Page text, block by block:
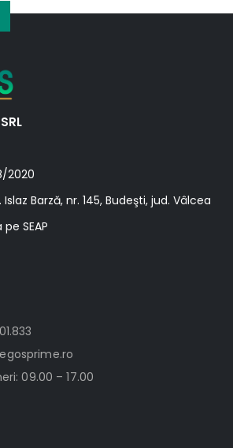
2020
Barză, nr. 145, Budeşti, jud. Vâlcea
SEAP
09.00 – 17.00